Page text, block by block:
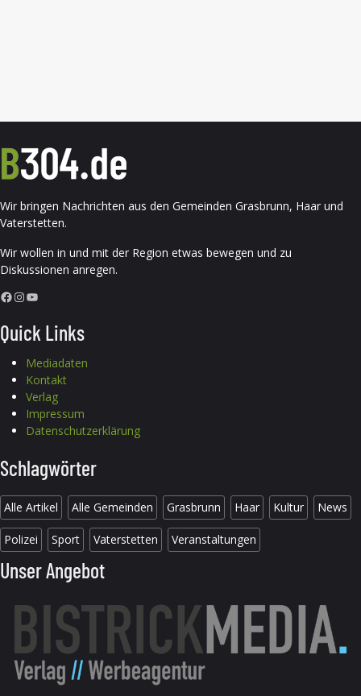
Wir bringen Nachrichten aus den Gemeinden Grasbrunn, Haar und
Vaterstetten.
Wir wollen in und mit der Region etwas bewegen und zu
Diskussionen anregen.
Facebook InstagramYouTube
Quick Links
Mediadaten
Kontakt
Verlag
Impressum
Datenschutzerklärung
Schlagwörter
Alle Artikel Alle Gemeinden Grasbrunn Haar Kultur News
Polizei Sport Vaterstetten Veranstaltungen
Unser Angebot